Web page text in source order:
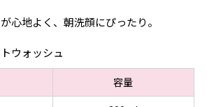
心地よく、朝洗顔にぴったり。
ウォッシュ
容量